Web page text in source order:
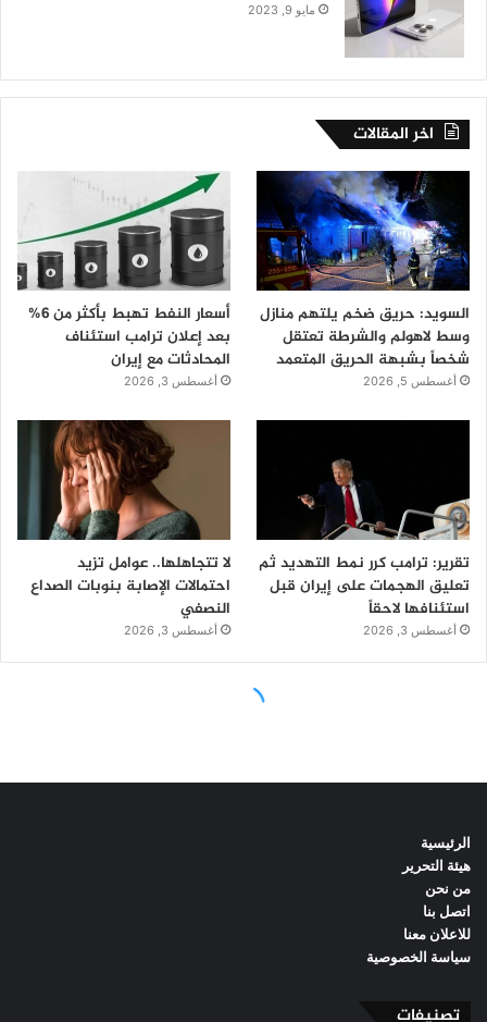
الرئيسية
هيئة التحرير
من نحن
اتصل بنا
للاعلان معنا
سياسة الخصوصية
تصنيفات